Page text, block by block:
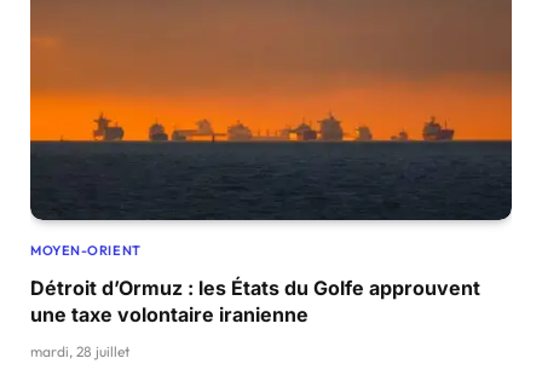
MOYEN-ORIENT
Détroit d’Ormuz : les États du Golfe approuvent
une taxe volontaire iranienne
mardi, 28 juillet